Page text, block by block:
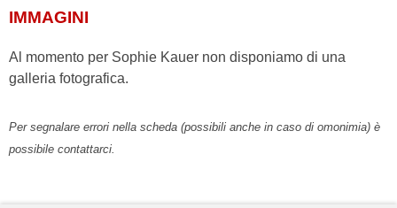
IMMAGINI
Al momento per Sophie Kauer non disponiamo di una
galleria fotografica.
Per segnalare errori nella scheda (possibili anche in caso di omonimia) è
possibile contattarci.